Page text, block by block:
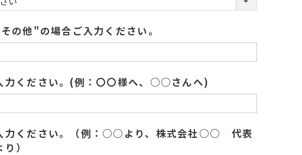
)
の他"の場合ご入力ください。
力ください。(例：〇〇様へ、○○さんへ)
力ください。（例：○○より、株式会社○○ 代表
）